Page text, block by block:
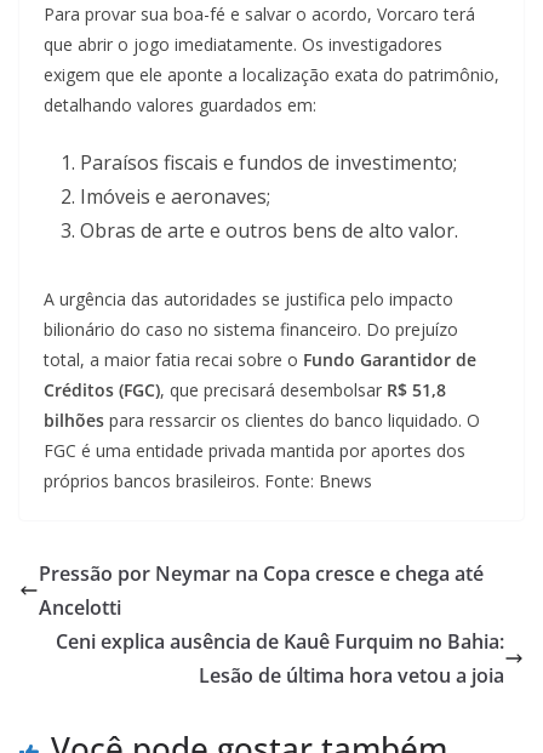
Para provar sua boa-fé e salvar o acordo, Vorcaro terá
que abrir o jogo imediatamente. Os investigadores
exigem que ele aponte a localização exata do patrimônio,
detalhando valores guardados em:
Paraísos fiscais e fundos de investimento;
Imóveis e aeronaves;
Obras de arte e outros bens de alto valor.
A urgência das autoridades se justifica pelo impacto
bilionário do caso no sistema financeiro. Do prejuízo
total, a maior fatia recai sobre o Fundo Garantidor de
Créditos (FGC), que precisará desembolsar R$ 51,8
bilhões para ressarcir os clientes do banco liquidado. O
FGC é uma entidade privada mantida por aportes dos
próprios bancos brasileiros. Fonte: Bnews
Pressão por Neymar na Copa cresce e chega até
Ancelotti
Ceni explica ausência de Kauê Furquim no Bahia:
Lesão de última hora vetou a joia